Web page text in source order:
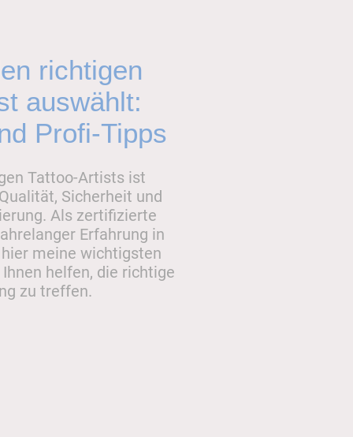
richtigen
auswählt:
Profi-Tipps
Tattoo-Artists ist
Sicherheit und
Als zertifizierte
Erfahrung in
meine wichtigsten
helfen, die richtige
zu treffen.